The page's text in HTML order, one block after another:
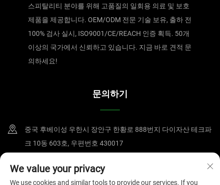
스피탈리티 분야를 위해 고품질의 일회용 의료 및 보호
제품을 제공합니다. OEM/ODM 전문 기술 보유, 출하 전
100% 검사 실시, ISO9001/CE/REACH 인증 획득. 50개
이상의 국가에서 신뢰하고 있습니다. 지금 바로 견적 문
의하세요!
문의하기
중국 후베이성 우한시 장안구 한황로 888번지 다이자산 테크파
크 10동 603호, 우편번호 430017
+86-15607122519
We value your privacy
We use cookies and similar tools to provide our services. If you